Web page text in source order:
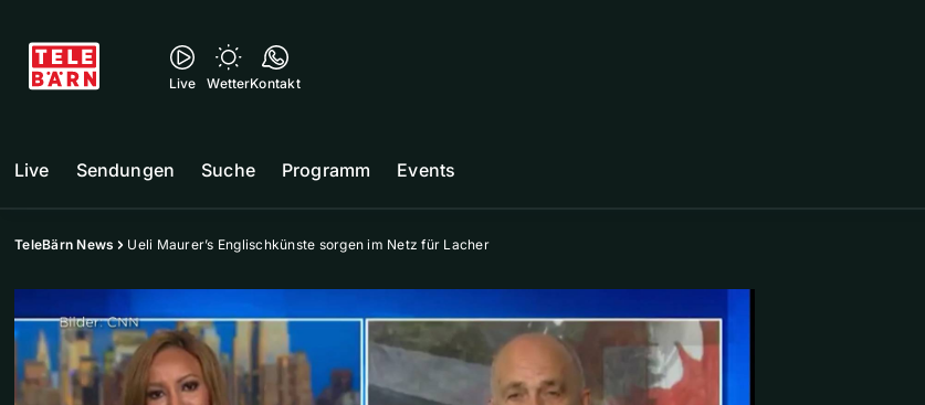
Live WetterKontakt
Live Sendungen Suche Programm Events
TeleBärn News Ueli Maurer’s Englischkünste sorgen im Netz für Lacher